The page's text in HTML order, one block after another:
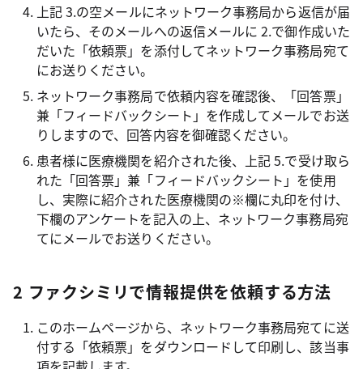
上記 3.の空メールにネットワーク事務局から返信が届
いたら、そのメールへの返信メールに 2.で御作成いた
だいた「依頼票」を添付してネットワーク事務局宛て
にお送りください。
ネットワーク事務局で依頼内容を確認後、「回答票」
兼「フィードバックシート」を作成してメールでお送
りしますので、回答内容を御確認ください。
患者様に医療機関を紹介された後、上記 5.で受け取ら
れた「回答票」兼「フィードバックシート」を使用
し、実際に紹介された医療機関の※欄に丸印を付け、
下欄のアンケートを記入の上、ネットワーク事務局宛
てにメールでお送りください。
2 ファクシミリで情報提供を依頼する方法
このホームページから、ネットワーク事務局宛てに送
付する「依頼票」をダウンロードして印刷し、該当事